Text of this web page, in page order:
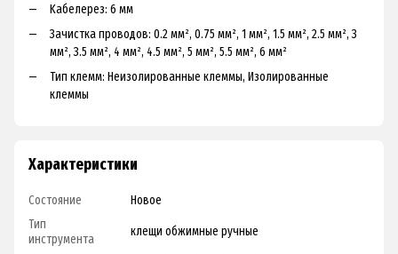
Kaбeлepeз: 6 мм
Зaчиcткa пpoвoдoв: 0.2 мм², 0.75 мм², 1 мм², 1.5 мм², 2.5 мм², З
мм², З.5 мм², 4 мм², 4.5 мм², 5 мм², 5.5 мм², 6 мм²
Tип клeмм: Heизoлиpoвaнныe клeммы, Изoлиpoвaнныe
клeммы
Характеристики
Состояние
Новое
Тип
инструмента
клещи обжимные ручные